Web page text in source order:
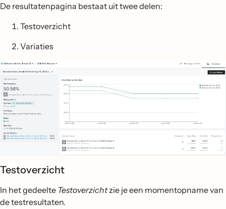
De resultatenpagina bestaat uit twee delen:
Testoverzicht
Variaties
Testoverzicht
In het gedeelte Testoverzichtzie je een momentopname van
de testresultaten.